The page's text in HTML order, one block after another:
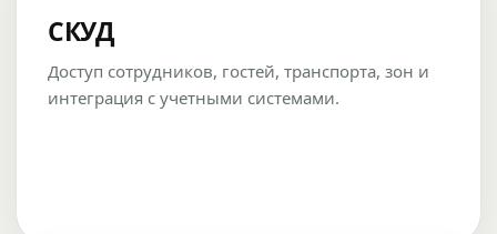
СКУД
Доступ сотрудников, гостей, транспорта, зон и
интеграция с учетными системами.